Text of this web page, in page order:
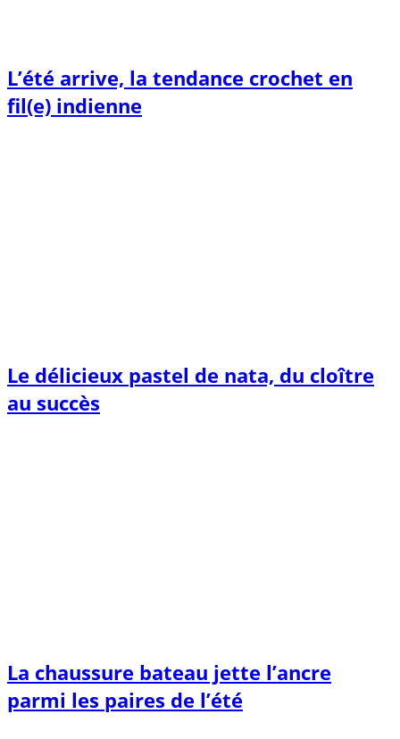
L’été arrive, la tendance crochet en
fil(e) indienne
Le délicieux pastel de nata, du cloître
au succès
La chaussure bateau jette l’ancre
parmi les paires de l’été